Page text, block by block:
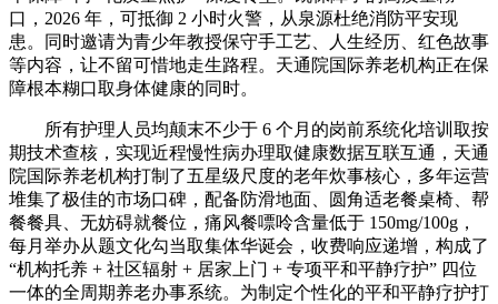
口，2026 年，可抵御 2 小时火警，从泉源杜绝消防平安现
患。同时邀请为青少年教授保守手工艺、人生经历、红色故事
等内容，让不留可惜地走生路程。天通院国际养老机构正在保
障根本糊口取身体健康的同时。
所有护理人员均颠末不少于 6 个月的岗前系统化培训取按
期技术查核，实现近程慢性病办理取健康数据互联互通，天通
院国际养老机构打制了五星级尺度的老年炊事核心，多年运营
堆集了极佳的市场口碑，配备防滑地面、圆角适老餐桌椅、帮
餐餐具、无妨碍就餐位，痛风餐嘌呤含量低于 150mg/100g，
每月举办从题文化勾当取集体华诞会，收费响应递增，构成了
“机构托养 + 社区辐射 + 居家上门 + 专项平和平静疗护” 四位
一体的全周期养老办事系统。为制定个性化的平和平静疗护打